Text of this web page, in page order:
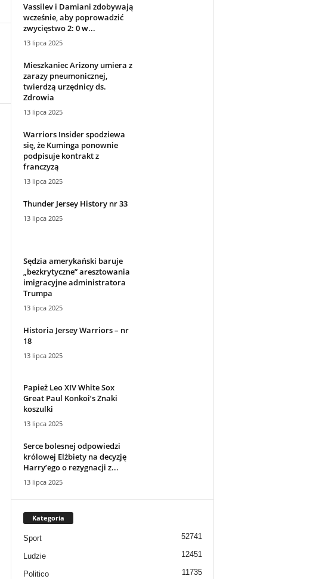
Vassilev i Damiani zdobywają
wcześnie, aby poprowadzić
zwycięstwo 2: 0 w...
13 lipca 2025
Mieszkaniec Arizony umiera z
zarazy pneumonicznej,
twierdzą urzędnicy ds.
Zdrowia
13 lipca 2025
Warriors Insider spodziewa
się, że Kuminga ponownie
podpisuje kontrakt z
franczyzą
13 lipca 2025
Thunder Jersey History nr 33
13 lipca 2025
Sędzia amerykański baruje
„bezkrytyczne” aresztowania
imigracyjne administratora
Trumpa
13 lipca 2025
Historia Jersey Warriors – nr
18
13 lipca 2025
Papież Leo XIV White Sox
Great Paul Konkoi’s Znaki
koszulki
13 lipca 2025
Serce bolesnej odpowiedzi
królowej Elżbiety na decyzję
Harry’ego o rezygnacji z...
13 lipca 2025
Kategoria
Sport 52741
Ludzie 12451
Politico 11735